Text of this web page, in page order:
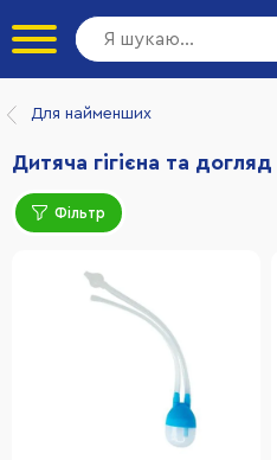
Для найменших
Дитяча гігієна та догляд
Фільтр